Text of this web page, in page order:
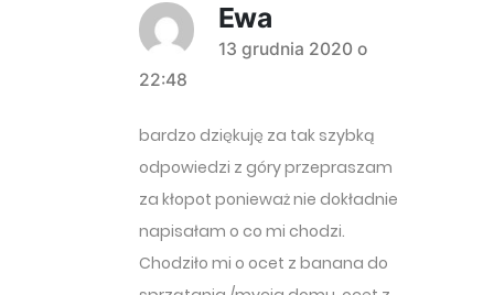
Ewa
komentarz:
13 grudnia 2020 o
22:48
bardzo dziękuję za tak szybką
odpowiedzi z góry przepraszam
za kłopot ponieważ nie dokładnie
napisałam o co mi chodzi.
Chodziło mi o ocet z banana do